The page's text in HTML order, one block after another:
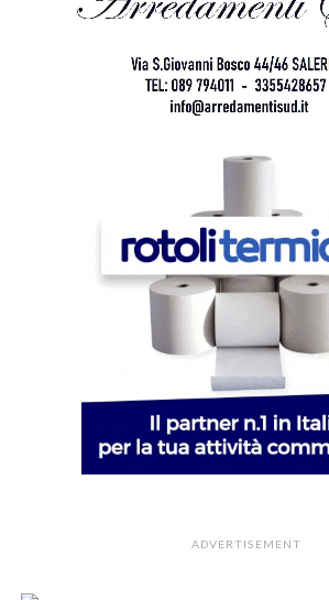
ADVERTISEMENT